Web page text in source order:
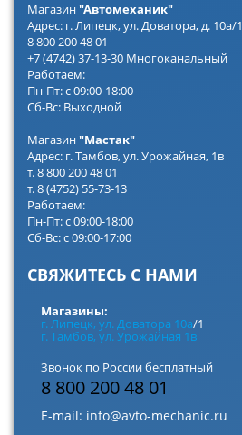
Магазин"Автомеханик"
Адрес: г. Липецк, ул. Доватора, д. 10а/1
8 800 200 48 01
+7 (4742) 37-13-30 Многоканальный
Работаем:
Пн-Пт: с 09:00-18:00
Сб-Вс: Выходной
Магазин"Мастак"
Адрес: г. Тамбов, ул. Урожайная, 1в
т. 8 800 200 48 01
т. 8 (4752) 55-73-13
Работаем:
Пн-Пт: с 09:00-18:00
Сб-Вс: с 09:00-17:00
СВЯЖИТЕСЬ С НАМИ
Магазины:
г. Липецк, ул. Доватора 10а/1
г. Тамбов, ул. Урожайная 1в
Звонок по России бесплатный
8 800 200 48 01
E-mail: info@avto-mechanic.ru